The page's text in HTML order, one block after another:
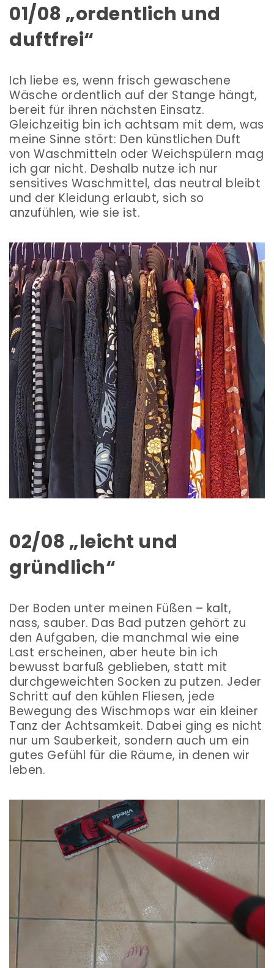
01/08 „ordentlich und
duftfrei“
Ich liebe es, wenn frisch gewaschene
Wäsche ordentlich auf der Stange hängt,
bereit für ihren nächsten Einsatz.
Gleichzeitig bin ich achtsam mit dem, was
meine Sinne stört: Den künstlichen Duft
von Waschmitteln oder Weichspülern mag
ich gar nicht. Deshalb nutze ich nur
sensitives Waschmittel, das neutral bleibt
und der Kleidung erlaubt, sich so
anzufühlen, wie sie ist.
02/08 „leicht und
gründlich“
Der Boden unter meinen Füßen – kalt,
nass, sauber. Das Bad putzen gehört zu
den Aufgaben, die manchmal wie eine
Last erscheinen, aber heute bin ich
bewusst barfuß geblieben, statt mit
durchgeweichten Socken zu putzen. Jeder
Schritt auf den kühlen Fliesen, jede
Bewegung des Wischmops war ein kleiner
Tanz der Achtsamkeit. Dabei ging es nicht
nur um Sauberkeit, sondern auch um ein
gutes Gefühl für die Räume, in denen wir
leben.